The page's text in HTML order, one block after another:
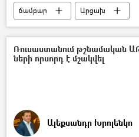
ճամբար
Արցախ
Լեռնային Ղարաբաղ
Հայաստանում Ռուսական տուն
Ռուսաստան
Ռուսաստանում թշնամական
ների որսորդ է մշակվել
Ալեքսանդր Խրոլենկո